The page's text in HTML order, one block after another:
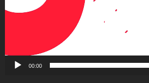
00:00